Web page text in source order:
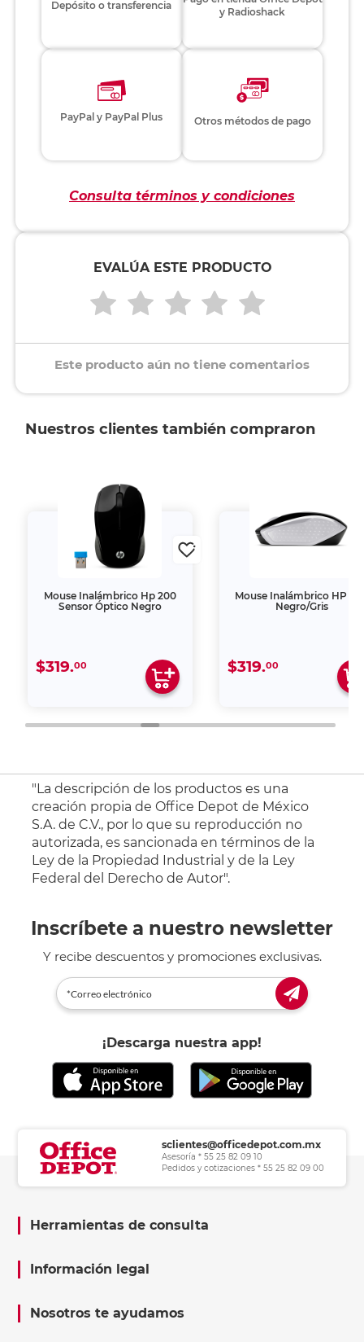
Depósito o transferencia
y Radioshack
PayPal y PayPal Plus Otros métodos de pago
Consulta términos y condiciones
EVALÚA ESTE PRODUCTO
Este producto aún no tiene comentarios
Nuestros clientes también compraron
Mouse Inalámbrico Hp 200
Sensor Óptico Negro
$319.00
Mouse Inalámbrico HP
Negro/Gris
$319.00
"La descripción de los productos es una
creación propia de Office Depot de México
S.A. de C.V., por lo que su reproducción no
autorizada, es sancionada en términos de la
Ley de la Propiedad Industrial y de la Ley
Federal del Derecho de Autor".
Inscríbete a nuestro newsletter
Y recibe descuentos y promociones exclusivas.
¡Descarga nuestra app!
sclientes@officedepot.com.mx
Asesoría * 55 25 82 09 10
Pedidos y cotizaciones * 55 25 82 09 00
Herramientas de consulta
Información legal
Nosotros te ayudamos